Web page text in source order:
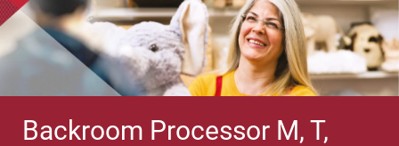
Backroom Processor M, T,